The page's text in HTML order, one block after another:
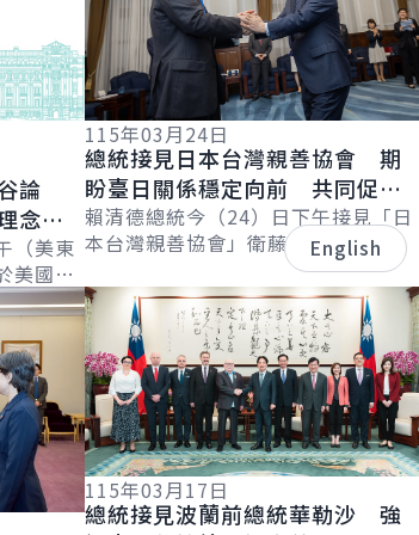
論
念相
繁榮
（美東
美國
&
115年03月24日
總統接見日本台灣親善協會 期
盼臺日關係穩定向前 共同促進
區域經濟繁榮發展
賴清德總統今（24）日下午接見「日
本台灣親善協會」衛藤征士郎會長乙
行，感謝協會長期支持臺灣，促進臺
日在各領域的交流合作。並表示，臺
日除在半導...
詳細內容
115年03月17日
總統接見波蘭前總統華勒沙 強
English